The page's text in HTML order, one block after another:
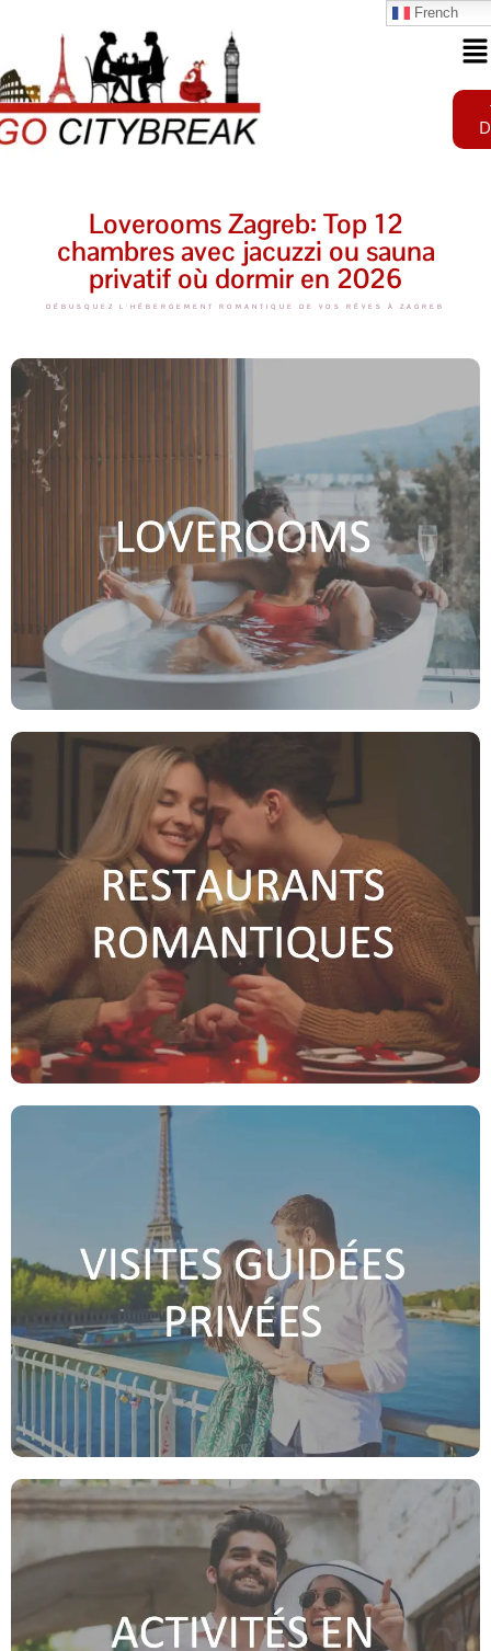
Loverooms Zagreb: Top 12
chambres avec jacuzzi ou sauna
privatif où dormir en 2026
DÉBUSQUEZ L'HÉBERGEMENT ROMANTIQUE DE VOS RÊVES À ZAGREB
French